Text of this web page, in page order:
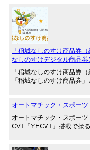
「稲城なしのすけ商品券
なしのすけデジタル商品券
「稲城なしのすけ商品券
「稲城なしのすけ商品券
オートマチック・スポー
オートマチック・スポー
CVT「YECVT」搭載で操